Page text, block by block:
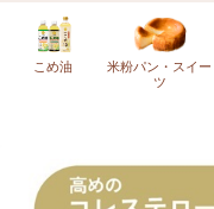
こめ油
米粉パン・スイー
ツ